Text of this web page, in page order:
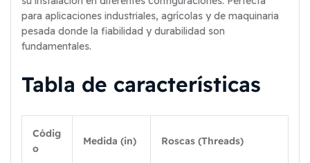
para aplicaciones industriales, agrícolas y de maquinaria
pesada donde la fiabilidad y durabilidad son
fundamentales.
Tabla de características
Códig
o
Medida (in) Roscas (Threads)